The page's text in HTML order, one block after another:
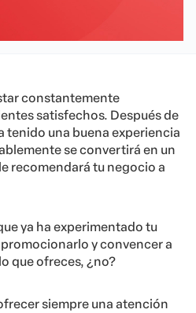
constantemente
satisfechos. Después de
tenido una buena experiencia
se convertirá en un
recomendará tu negocio a
ya ha experimentado tu
y convencer a
que ofreces, ¿no?
siempre una atención